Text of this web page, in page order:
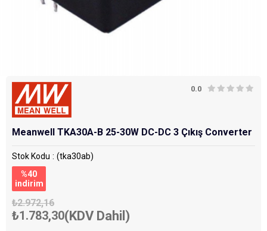
0.0
Meanwell TKA30A-B 25-30W DC-DC 3 Çıkış Converter
Stok Kodu
(tka30ab)
%40
i̇ndirim
₺2.972,16
₺1.783,30(KDV Dahil)